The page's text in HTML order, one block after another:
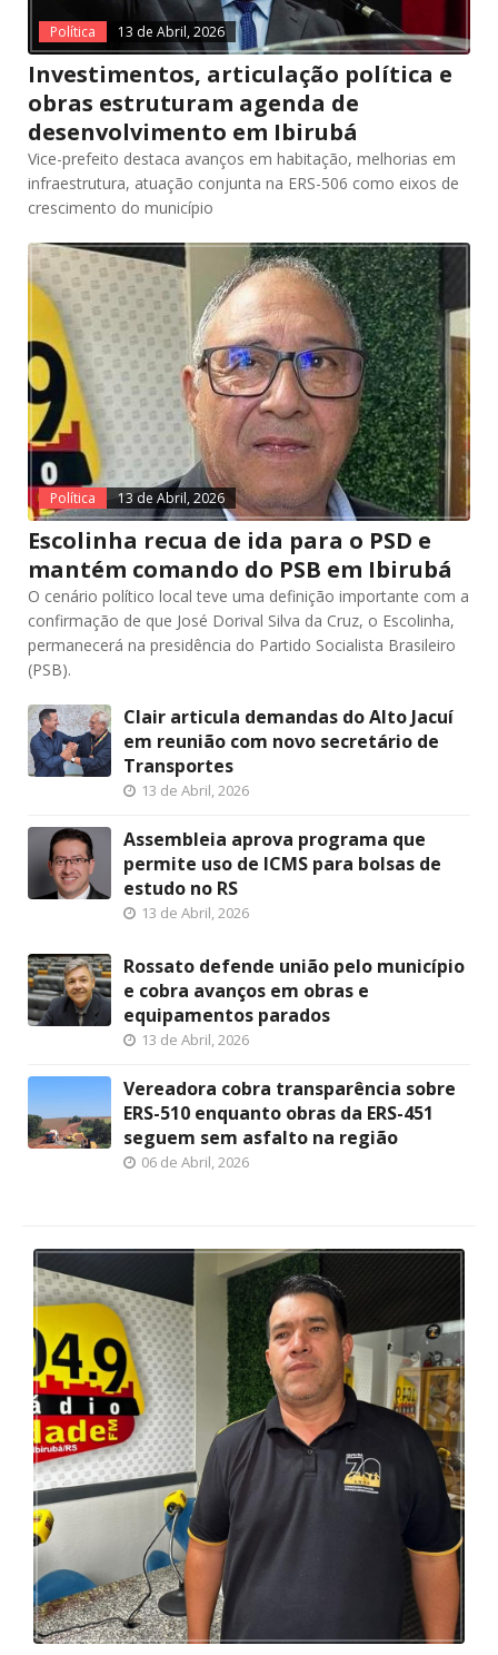
Política 13 de Abril, 2026
Investimentos, articulação política e
obras estruturam agenda de
desenvolvimento em Ibirubá
Vice-prefeito destaca avanços em habitação, melhorias em
infraestrutura, atuação conjunta na ERS-506 como eixos de
crescimento do município
Política 13 de Abril, 2026
Escolinha recua de ida para o PSD e
mantém comando do PSB em Ibirubá
O cenário político local teve uma definição importante com a
confirmação de que José Dorival Silva da Cruz, o Escolinha,
permanecerá na presidência do Partido Socialista Brasileiro
(PSB).
Clair articula demandas do Alto Jacuí
em reunião com novo secretário de
Transportes
13 de Abril, 2026
Assembleia aprova programa que
permite uso de ICMS para bolsas de
estudo no RS
13 de Abril, 2026
Rossato defende união pelo município
e cobra avanços em obras e
equipamentos parados
13 de Abril, 2026
Vereadora cobra transparência sobre
ERS-510 enquanto obras da ERS-451
seguem sem asfalto na região
06 de Abril, 2026